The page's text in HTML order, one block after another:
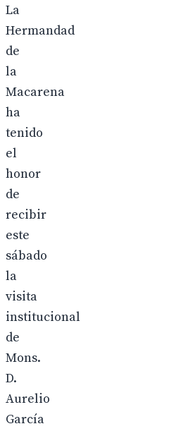
La
Hermandad
de
la
Macarena
ha
tenido
el
honor
de
recibir
este
sábado
la
visita
institucional
de
Mons.
D.
Aurelio
García